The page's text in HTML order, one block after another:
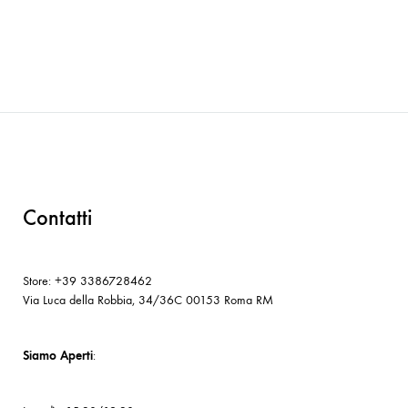
Contatti
Store: +39 3386728462
Via Luca della Robbia, 34/36C 00153 Roma RM
Siamo Aperti: